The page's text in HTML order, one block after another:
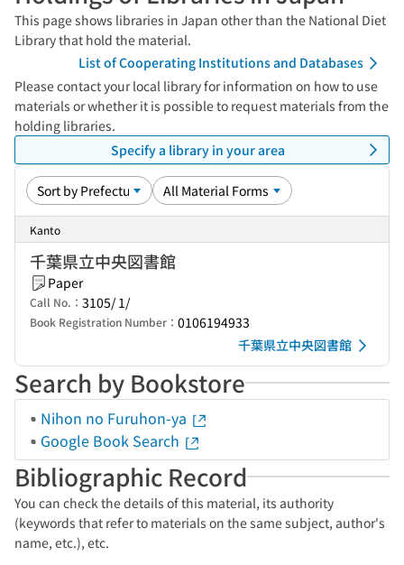
This page shows libraries in Japan other than the National Diet
Library that hold the material.
List of Cooperating Institutions and Databases
Please contact your local library for information on how to use
materials or whether it is possible to request materials from the
holding libraries.
Specify a library in your area
Kanto
千葉県立中央図書館
Paper
Call No.： 3105/ 1/
Book Registration Number： 0106194933
千葉県立中央図書館
Search by Bookstore
Nihon no Furuhon-ya
Google Book Search
Bibliographic Record
You can check the details of this material, its authority
(keywords that refer to materials on the same subject, author's
name, etc.), etc.